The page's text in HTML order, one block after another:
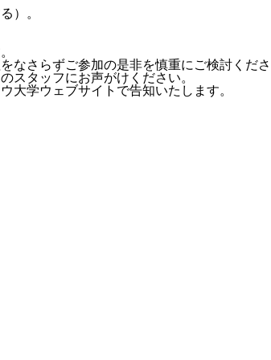
）。
なさらずご参加の是非を慎重にご検討くだ
スタッフにお声がけください。
大学ウェブサイトで告知いたします。